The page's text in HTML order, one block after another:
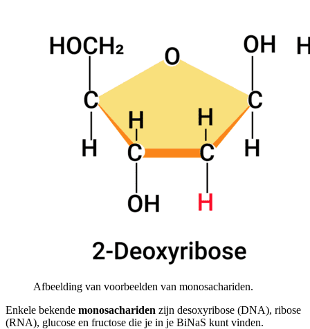
Afbeelding van voorbeelden van monosachariden.
Enkele bekende monosachariden zijn desoxyribose (DNA), ribose
(RNA), glucose en fructose die je in je BiNaS kunt vinden.